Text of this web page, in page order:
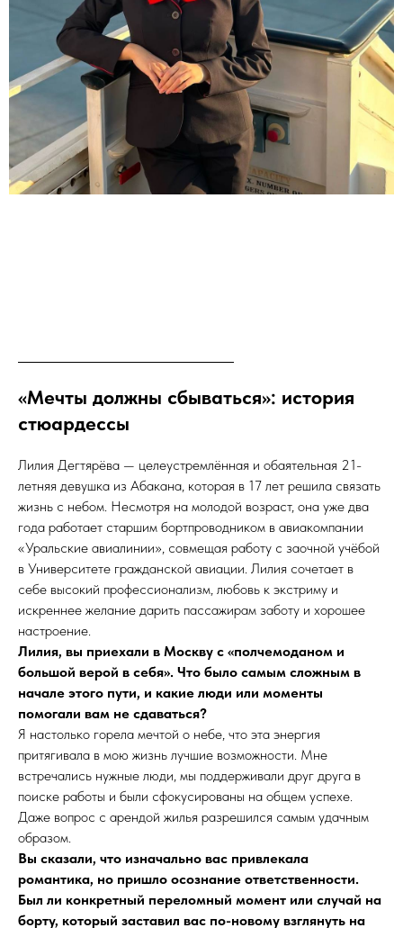
«Мечты должны сбываться»: история
стюардессы
Лилия Дегтярёва — целеустремлённая и обаятельная 21-
летняя девушка из Абакана, которая в 17 лет решила связать
жизнь с небом. Несмотря на молодой возраст, она уже два
года работает старшим бортпроводником в авиакомпании
«Уральские авиалинии», совмещая работу с заочной учёбой
в Университете гражданской авиации. Лилия сочетает в
себе высокий профессионализм, любовь к экстриму и
искреннее желание дарить пассажирам заботу и хорошее
настроение.
Лилия, вы приехали в Москву с «полчемоданом и
большой верой в себя». Что было самым сложным в
начале этого пути, и какие люди или моменты
помогали вам не сдаваться?
Я настолько горела мечтой о небе, что эта энергия
притягивала в мою жизнь лучшие возможности. Мне
встречались нужные люди, мы поддерживали друг друга в
поиске работы и были сфокусированы на общем успехе.
Даже вопрос с арендой жилья разрешился самым удачным
образом.
Вы сказали, что изначально вас привлекала
романтика, но пришло осознание ответственности.
Был ли конкретный переломный момент или случай на
борту, который заставил вас по-новому взглянуть на